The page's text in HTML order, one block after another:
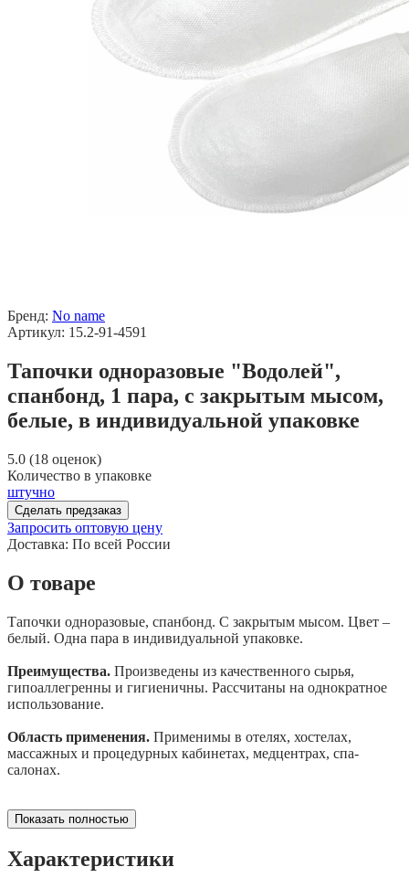
Бренд: No name
Артикул: 15.2-91-4591
Тапочки одноразовые "Водолей",
спанбонд, 1 пара, с закрытым мысом,
белые, в индивидуальной упаковке
5.0 (18 оценок)
Количество в упаковке
штучно
Сделать предзаказ
Запросить оптовую цену
Доставка: По всей России
О товаре
Тапочки одноразовые, спанбонд. С закрытым мысом. Цвет –
белый. Одна пара в индивидуальной упаковке.
Преимущества. Произведены из качественного сырья,
гипоаллегренны и гигиеничны. Рассчитаны на однократное
использование.
Область применения. Применимы в отелях, хостелах,
массажных и процедурных кабинетах, медцентрах, спа-
салонах.
Показать полностью
Характеристики